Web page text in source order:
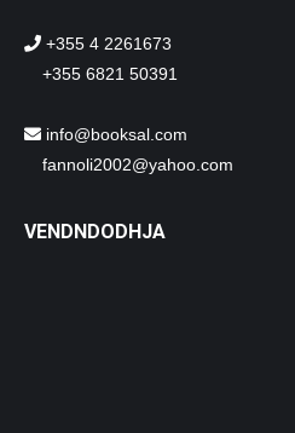
+355 4 2261673
+355 6821 50391
info@booksal.com
fannoli2002@yahoo.com
VENDNDODHJA